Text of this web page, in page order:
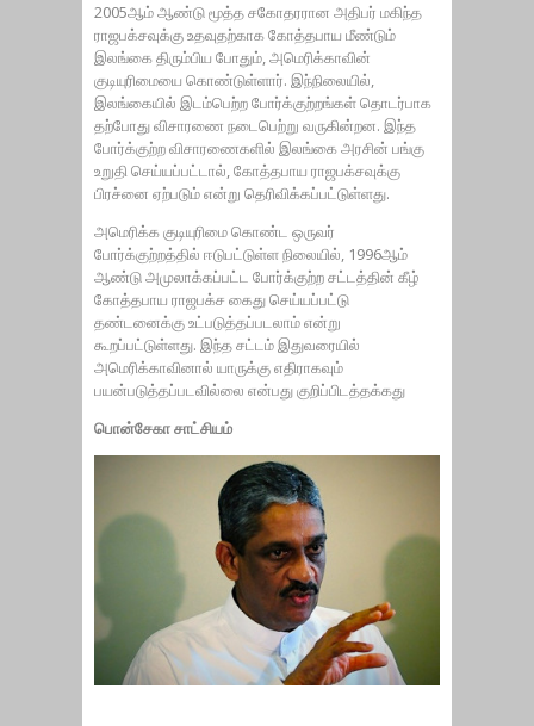
2005ஆம் ஆண்டு மூத்த சகோதரரான அதிபர் மகிந்த
ராஜபக்சவுக்கு உதவுதற்காக கோத்தபாய மீண்டும்
இலங்கை திரும்பிய போதும், அமெரிக்காவின்
குடியுரிமையை கொண்டுள்ளார். இந்நிலையில்,
இலங்கையில் இடம்பெற்ற போர்க்குற்றங்கள் தொடர்பாக
தற்போது விசாரணை நடைபெற்று வருகின்றன. இந்த
போர்க்குற்ற விசாரணைகளில் இலங்கை அரசின் பங்கு
உறுதி செய்யப்பட்டால், கோத்தபாய ராஜபக்சவுக்கு
பிரச்னை ஏற்படும் என்று தெரிவிக்கப்பட்டுள்ளது.
அமெரிக்க குடியுரிமை கொண்ட ஒருவர்
போர்க்குற்றத்தில் ஈடுபட்டுள்ள நிலையில், 1996ஆம்
ஆண்டு அமுலாக்கப்பட்ட போர்க்குற்ற சட்டத்தின் கீழ்
கோத்தபாய ராஜபக்ச கைது செய்யப்பட்டு
தண்டனைக்கு உட்படுத்தப்படலாம் என்று
கூறப்பட்டுள்ளது. இந்த சட்டம் இதுவரையில்
அமெரிக்காவினால் யாருக்கு எதிராகவும்
பயன்படுத்தப்படவில்லை என்பது குறிப்பிடத்தக்கது
பொன்சேகா சாட்சியம்